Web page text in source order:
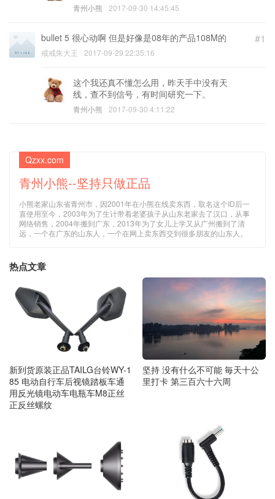
青州小熊 2017-09-30 14:45:45
#1
bullet 5 很心动啊 但是好像是08年的产品108M的
戒戒朱大王 2017-09-29 22:35:16
这个我还真不懂怎么用，昨天手中没有天
线，查不到信号，有时间研究一下。
青州小熊 2017-09-30 4:11:22
Qzxx.com
青州小熊--坚持只做正品
小熊老家山东省青州市，因2001年在小熊在线卖东西，取名这个ID后一
直使用至今，2003年为了生计带着老婆孩子从山东老家去了汉口，从事
网络销售，2004年搬到广东，2013年为了女儿上学又从广州搬到了清
远，一个在广东的山东人，一个在网上卖东西交到很多朋友的山东人。
热点文章
新到货原装正品TAILG台铃WY-1
85 电动自行车后视镜踏板车通
用反光镜电动车电瓶车M8正丝
正反丝螺纹
坚持 没有什么不可能 毎天十公
里打卡 第三百六十六周